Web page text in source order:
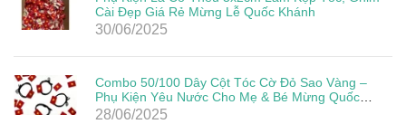
Cài Đẹp Giá Rẻ Mừng Lễ Quốc Khánh
30/06/2025
Combo 50/100 Dây Cột Tóc Cờ Đỏ Sao Vàng –
Phụ Kiện Yêu Nước Cho Mẹ & Bé Mừng Quốc
Khánh 2/9
28/06/2025